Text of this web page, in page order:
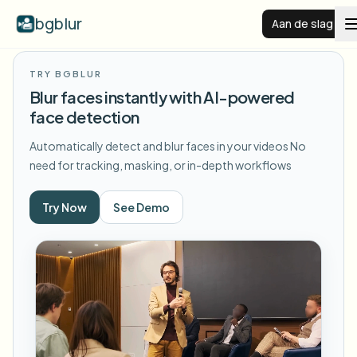
bgblur Aan de slag
Voorbeelden
Blader door de volledige voorbeeldenbibliotheek
Gezicht vervagen
Kenteken vervagen
Functies
View all features
Browse every blur tool in one place
Zakelijk
Scholen & onderwijs
Bronnen
TRY BGBLUR
Blur faces instantly with AI-powered
face detection
Automatically detect and blur faces in your videosNo
need for tracking, masking, or in-depth workflows
Try Now See Demo